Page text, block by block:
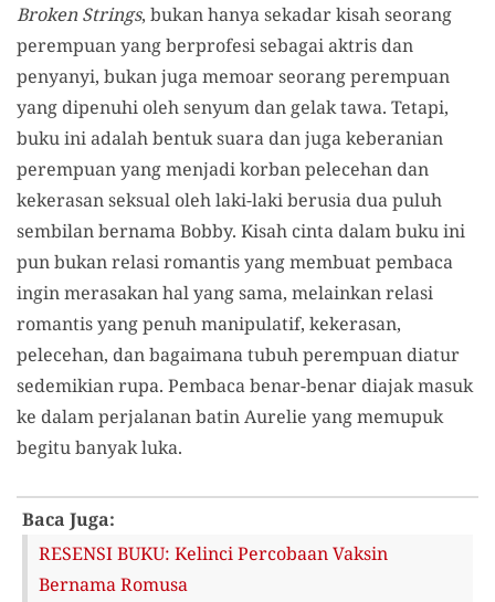
Broken Strings, bukan hanya sekadar kisah seorang
perempuan yang berprofesi sebagai aktris dan
penyanyi, bukan juga memoar seorang perempuan
yang dipenuhi oleh senyum dan gelak tawa. Tetapi,
buku ini adalah bentuk suara dan juga keberanian
perempuan yang menjadi korban pelecehan dan
kekerasan seksual oleh laki-laki berusia dua puluh
sembilan bernama Bobby. Kisah cinta dalam buku ini
pun bukan relasi romantis yang membuat pembaca
ingin merasakan hal yang sama, melainkan relasi
romantis yang penuh manipulatif, kekerasan,
pelecehan, dan bagaimana tubuh perempuan diatur
sedemikian rupa. Pembaca benar-benar diajak masuk
ke dalam perjalanan batin Aurelie yang memupuk
begitu banyak luka.
Baca Juga:
RESENSI BUKU: Kelinci Percobaan Vaksin
Bernama Romusa